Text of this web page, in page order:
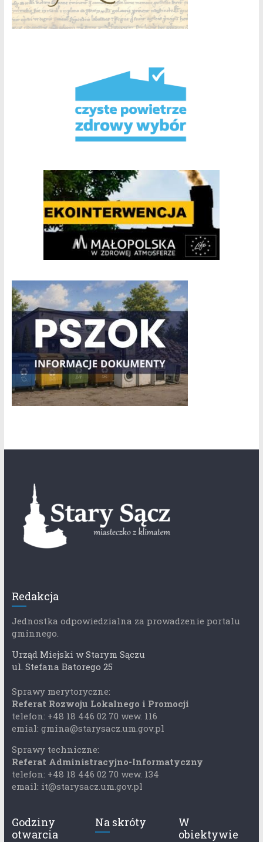
Redakcja
Jednostka odpowiedzialna za prowadzenie portalu
gminnego.
Urząd Miejski w Starym Sączu
ul. Stefana Batorego 25
Sprawy merytoryczne:
Referat Rozwoju Lokalnego i Promocji
telefon: +48 18 446 02 70 wew. 116
emial: gmina@starysacz.um.gov.pl
Sprawy techniczne:
Referat Administracyjno-Informatyczny
telefon: +48 18 446 02 70 wew. 134
email: it@starysacz.um.gov.pl
Godziny
otwarcia
Na skróty
W
obiektywie